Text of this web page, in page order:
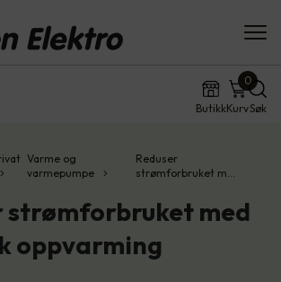
ButikkKurv
0
Søk
Varme og
varmepumpe
Reduser
strømforbruket m…
strømforbruket med
oppvarming